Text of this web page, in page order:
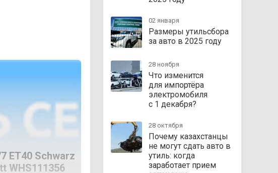
ET40 Schwarz
WHS111356
02 января
Размеры утильсбора
за авто в 2025 году
28 ноября
Что изменится
для импортёра
электромобиля
с 1 декабря?
28 октября
Почему казахстанцы
не могут сдать авто в
утиль: когда
заработает прием